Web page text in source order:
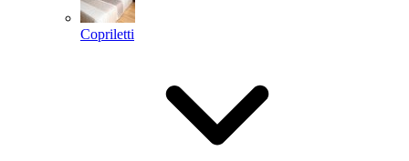
Copriletti